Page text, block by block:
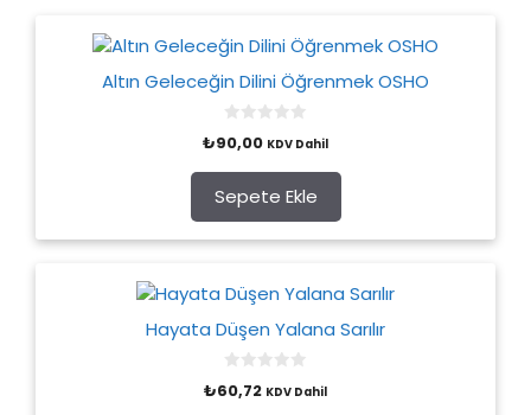
Altın Geleceğin Dilini Öğrenmek OSHO
o
t
o
f
5
₺90,00 KDV Dahil
Sepete Ekle
Hayata Düşen Yalana Sarılır
o
₺60,72 KDV Dahil